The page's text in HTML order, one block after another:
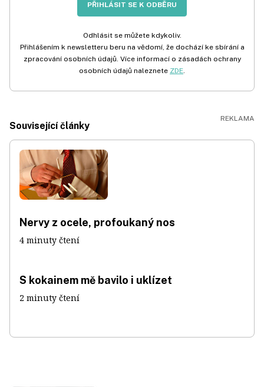
PŘIHLÁSIT SE K ODBĚRU
Odhlásit se můžete kdykoliv.
Přihlášením k newsletteru beru na vědomí, že dochází ke sbírání a
zpracování osobních údajů. Více informací o zásadách ochrany
osobních údajů naleznete ZDE.
Související články
Nervy z ocele, profoukaný nos
4 minuty čtení
S kokainem mě bavilo i uklízet
2 minuty čtení